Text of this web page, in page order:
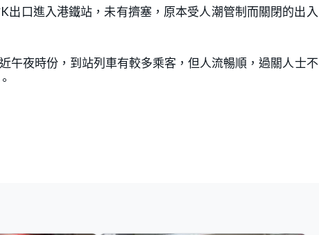
口進入港鐵站，未有擠塞，原本受人潮管制而關閉的出入
午夜時份，到站列車有較多乘客，但人流暢順，過關人士不